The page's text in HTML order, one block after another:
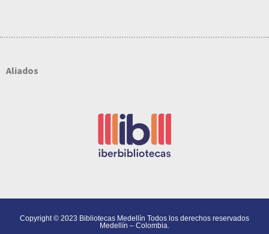
Aliados
Copyright © 2023 Bibliotecas Medellín Todos los derechos reservados
Medellín – Colombia.